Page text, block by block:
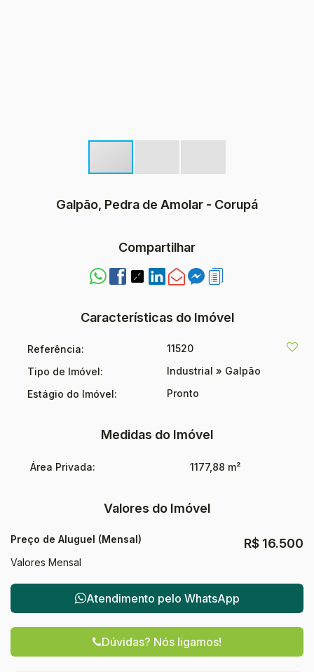
Galpão, Pedra de Amolar - Corupá
Compartilhar
Características do Imóvel
Referência:
11520
Tipo de Imóvel:
Industrial » Galpão
Estágio do Imóvel:
Pronto
Medidas do Imóvel
Área Privada: 1177,88 m²
Valores do Imóvel
R$ 16.500
Preço de Aluguel (Mensal)
Valores Mensal
Atendimento pelo WhatsApp
Dúvidas? Nós ligamos!